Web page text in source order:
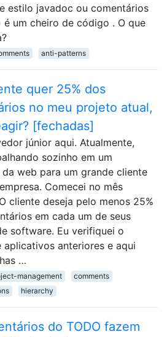
estilo javadoc ou comentários
é um cheiro de código . O que
anti-patterns
quer 25% dos
no meu projeto atual,
[fechadas]
júnior aqui. Atualmente,
sozinho em um
web para um grande cliente
Comecei no mês
cliente deseja pelo menos 25%
em cada um de seus
software. Eu verifiquei o
aplicativos anteriores e aqui
…
management
comments
hierarchy
do TODO fazem